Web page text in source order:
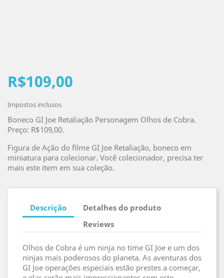
R$109,00
Impostos inclusos
Boneco GI Joe Retaliação Personagem Olhos de Cobra.
Preço: R$109,00.
Figura de Ação do filme GI Joe Retaliação, boneco em
miniatura para colecionar. Você colecionador, precisa ter
mais este item em sua coleção.
Descrição
Detalhes do produto
Reviews
Olhos de Cobra é um ninja no time GI Joe e um dos
ninjas mais poderosos do planeta. As aventuras dos
GI Joe operações especiais estão prestes a começar,